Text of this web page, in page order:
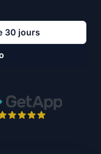
30 jours